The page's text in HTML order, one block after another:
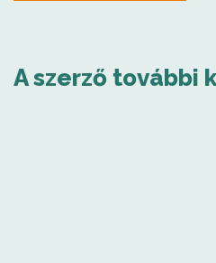
A szerző további